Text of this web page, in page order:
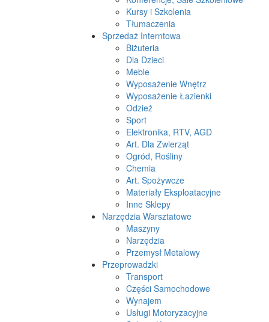
Kursy i Szkolenia
Tłumaczenia
Sprzedaż Interntowa
Biżuteria
Dla Dzieci
Meble
Wyposażenie Wnętrz
Wyposażenie Łazienki
Odzież
Sport
Elektronika, RTV, AGD
Art. Dla Zwierząt
Ogród, Rośliny
Chemia
Art. Spożywcze
Materiały Eksploatacyjne
Inne Sklepy
Narzędzia Warsztatowe
Maszyny
Narzędzia
Przemysł Metalowy
Przeprowadzki
Transport
Części Samochodowe
Wynajem
Usługi Motoryzacyjne